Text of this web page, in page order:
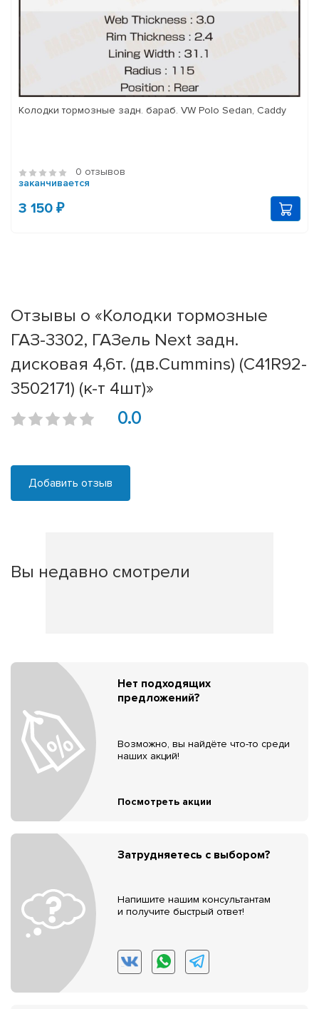
Колодки тормозные задн. бараб. VW Polo Sedan, Caddy
0 отзывов
заканчивается
3 150 ₽
Отзывы о «Колодки тормозные
ГАЗ-3302, ГАЗель Next задн.
дисковая 4,6т. (дв.Cummins) (C41R92-
3502171) (к-т 4шт)»
0.0
Добавить отзыв
Вы недавно смотрели
Нет подходящих
предложений?
Возможно, вы найдёте что-то среди
наших акций!
Посмотреть акции
Затрудняетесь с выбором?
Напишите нашим консультантам
и получите быстрый ответ!